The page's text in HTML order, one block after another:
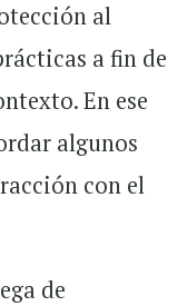
al
a fin de
En ese
algunos
con el
de